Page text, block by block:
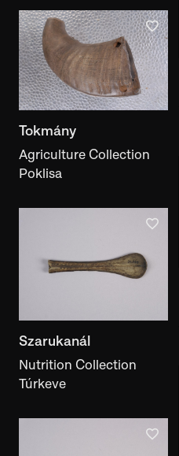
Performance style
performance style
Author, maker
author, maker
Ethnicity
ethnicity
collector
keyword
motif
Exhibition
exhibition
Document type
document type
Tokmány
Agriculture Collection
Poklisa
Szarukanál
Nutrition Collection
Túrkeve